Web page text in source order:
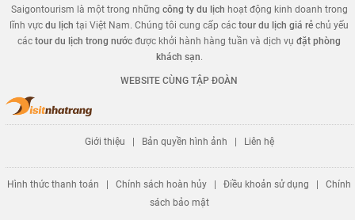
Saigontourism là một trong những công ty du lịch hoạt động kinh doanh trong
lĩnh vựcdu lịch tại Việt Nam. Chúng tôi cung cấp cáctour du lịch giá rẻ chủ yếu
cáctour du lịch trong nước được khởi hành hàng tuần và dịch vụđặt phòng
khách sạn.
WEBSITE CÙNG TẬP ĐOÀN
Giới thiệu | Bản quyền hình ảnh | Liên hệ
Hình thức thanh toán |Chính sách hoàn hủy |Điều khoản sử dụng |Chính
sách bảo mật